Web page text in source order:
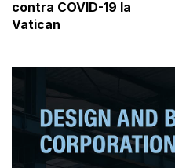
contra COVID-19 la
Vatican